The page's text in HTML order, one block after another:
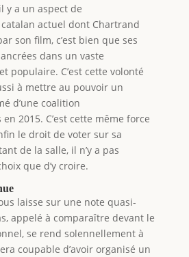
y a un aspect de
actuel dont Chartrand
son film, c’est bien que ses
dans un vaste
populaire. C’est cette volonté
à mettre au pouvoir un
d’une coalition
2015. C’est cette même force
le droit de voter sur sa
de la salle, il n’y a pas
que d’y croire.
laisse sur une note quasi-
appelé à comparaître devant le
se rend solennellement à
coupable d’avoir organisé un